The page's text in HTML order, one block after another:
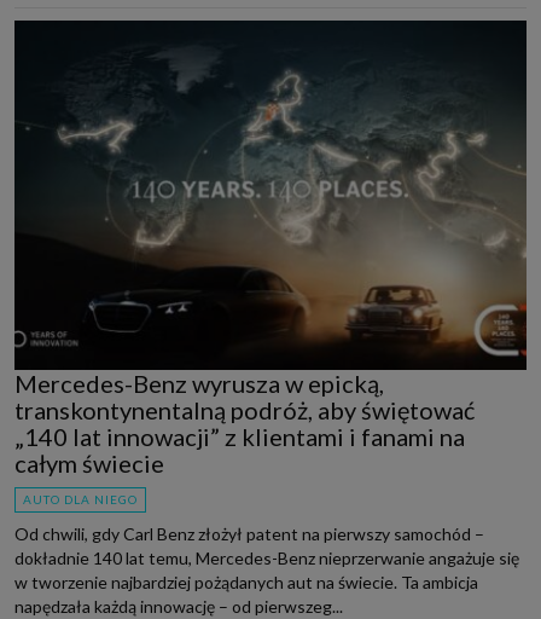
Mercedes-Benz wyrusza w epicką,
transkontynentalną podróż, aby świętować
„140 lat innowacji” z klientami i fanami na
całym świecie
AUTO DLA NIEGO
Od chwili, gdy Carl Benz złożył patent na pierwszy samochód –
dokładnie 140 lat temu, Mercedes-Benz nieprzerwanie angażuje się
w tworzenie najbardziej pożądanych aut na świecie. Ta ambicja
napędzała każdą innowację – od pierwszeg...